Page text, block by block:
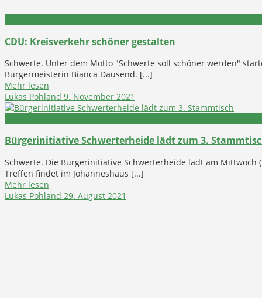
CDU: Kreisverkehr schöner gestalten
Schwerte. Unter dem Motto "Schwerte soll schöner werden"
Bürgermeisterin Bianca Dausend. [...]
Mehr lesen
Lukas Pohland 9. November 2021
Bürgerinitiative Schwerterheide lädt zum 3.
Schwerte. Die Bürgerinitiative Schwerterheide lädt am Mittwoch
Treffen findet im Johanneshaus [...]
Mehr lesen
Lukas Pohland 29. August 2021